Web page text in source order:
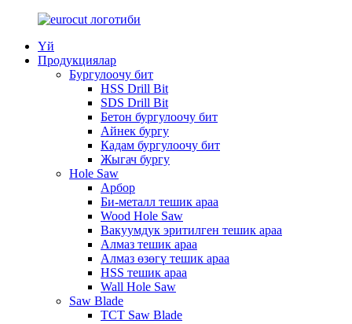
Үй
Продукциялар
Бургулоочу бит
HSS Drill Bit
SDS Drill Bit
Бетон бургулоочу бит
Айнек бургу
Кадам бургулоочу бит
Жыгач бургу
Hole Saw
Арбор
Би-металл тешик араа
Wood Hole Saw
Вакуумдук эритилген тешик араа
Алмаз тешик араа
Алмаз өзөгү тешик араа
HSS тешик араа
Wall Hole Saw
Saw Blade
TCT Saw Blade